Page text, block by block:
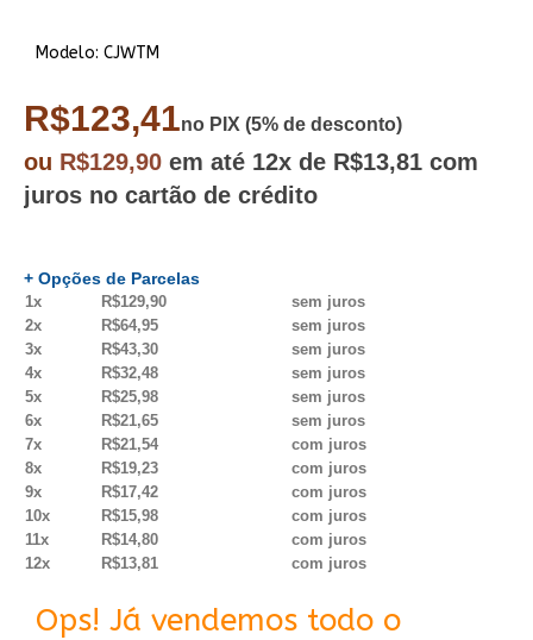
Modelo: CJWTM
R$123,41no PIX (5% de desconto)
ou R$129,90 em até 12x de R$13,81 com
juros no cartão de crédito
+ Opções de Parcelas
1x R$129,90
sem juros
2x
R$64,95
sem juros
3x
R$43,30
sem juros
4x
R$32,48
sem juros
5x
R$25,98
sem juros
6x
R$21,65
sem juros
7x
R$21,54
com juros
8x
R$19,23
com juros
9x
R$17,42
com juros
10x
R$15,98
com juros
11x
R$14,80
com juros
12x
R$13,81 com juros
Ops! Já vendemos todo o